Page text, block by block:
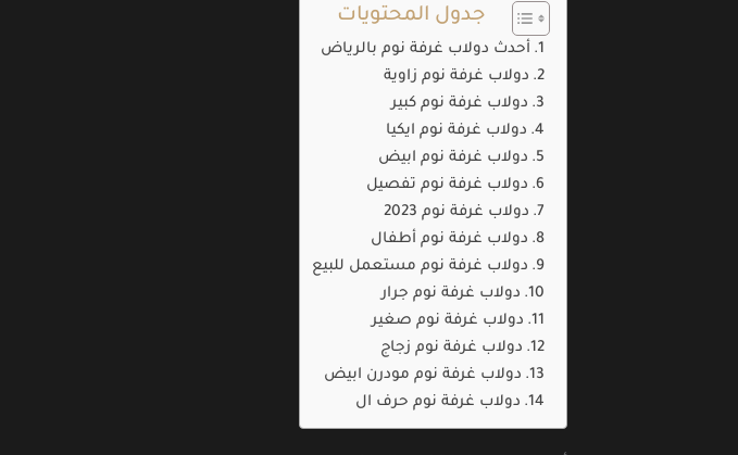
جدول المحتويات
أحدث دولاب غرفة نوم بالرياض
دولاب غرفة نوم زاوية
دولاب غرفة نوم كبير
دولاب غرفة نوم ايكيا
دولاب غرفة نوم ابيض
دولاب غرفة نوم تفصيل
دولاب غرفة نوم 2023
دولاب غرفة نوم أطفال
دولاب غرفة نوم مستعمل للبيع
دولاب غرفة نوم جرار
دولاب غرفة نوم صغير
دولاب غرفة نوم زجاج
دولاب غرفة نوم مودرن ابيض
دولاب غرفة نوم حرف ال